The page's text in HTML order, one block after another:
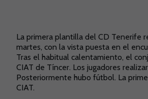
La primera plantilla del CD Tenerife
martes, con la vista puesta en el
Tras el habitual calentamiento, el
CIAT de Tíncer. Los jugadores
Posteriormente hubo fútbol. La
CIAT.